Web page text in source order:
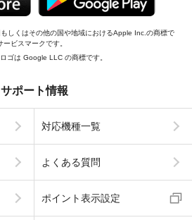
しくはその他の国や地域におけるApple Inc.の商標で
ビスマークです。
ゴは Google LLC の商標です。
サポート情報
対応機種一覧
よくある質問
ポイント表示設定